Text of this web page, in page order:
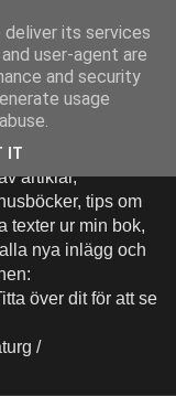
-
med fokus på hur
artiklar,
tips om
texter ur min bok,
nya inlägg och
över dit för att se
/
its services
user-agent are
and security
usage
IT